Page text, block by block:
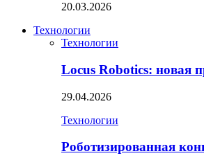
20.03.2026
Технологии
Технологии
Locus Robotics: новая
29.04.2026
Технологии
Роботизированная